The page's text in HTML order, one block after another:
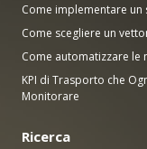
Come implementare
Come scegliere un
Come automatizzare le
KPI di Trasporto che
Monitorare
Ricerca